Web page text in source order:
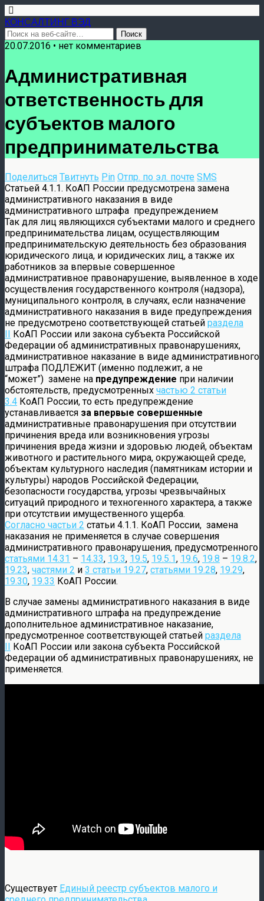
КОНСАЛТИНГ ВЭД
20.07.2016 • нет комментариев
Административная
ответственность для
субъектов малого
предпринимательства
Поделиться Твитнуть Pin Отпр. по эл. почте SMS
Статьей 4.1.1. КоАП России предусмотрена замена
административного наказания в виде
административного штрафа предупреждением
Так для лиц являющихся субъектами малого и среднего
предпринимательства лицам, осуществляющим
предпринимательскую деятельность без образования
юридического лица, и юридических лиц, а также их
работников за впервые совершенное
административное правонарушение, выявленное в ходе
осуществления государственного контроля (надзора),
муниципального контроля, в случаях, если назначение
административного наказания в виде предупреждения
не предусмотрено соответствующей статьей раздела
II КоАП России или закона субъекта Российской
Федерации об административных правонарушениях,
административное наказание в виде административного
штрафа ПОДЛЕЖИТ (именно подлежит, а не
“может”) замене на предупреждение при наличии
обстоятельств, предусмотренных частью 2 статьи
3.4 КоАП России, то есть предупреждение
устанавливается за впервые совершенные
административные правонарушения при отсутствии
причинения вреда или возникновения угрозы
причинения вреда жизни и здоровью людей, объектам
животного и растительного мира, окружающей среде,
объектам культурного наследия (памятникам истории и
культуры) народов Российской Федерации,
безопасности государства, угрозы чрезвычайных
ситуаций природного и техногенного характера, а также
при отсутствии имущественного ущерба.
Согласно частьи 2 статьи 4.1.1. КоАП России, замена
наказания не применяется в случае совершения
административного правонарушения, предусмотренного
статьями 14.31 – 14.33, 19.3, 19.5, 19.5.1, 19.6, 19.8 – 19.8.2,
19.23, частями 2 и 3 статьи 19.27, статьями 19.28, 19.29,
19.30, 19.33 КоАП России.
В случае замены административного наказания в виде
административного штрафа на предупреждение
дополнительное административное наказание,
предусмотренное соответствующей статьей раздела
II КоАП России или закона субъекта Российской
Федерации об административных правонарушениях, не
применяется.
Существует Единый реестр субъектов малого и